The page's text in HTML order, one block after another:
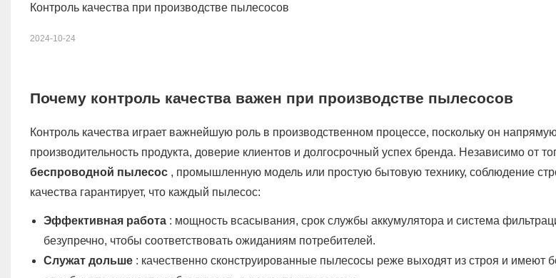
Контроль качества при производстве пылесосов
2024-10-24
Почему контроль качества важен при производстве пылесосов
Контроль качества играет важнейшую роль в производственном процессе, поскольку он
производительность продукта, доверие клиентов и долгосрочный успех бренда. Независимо от
беспроводной пылесос, промышленную модель или простую бытовую технику, соблюдение
качества гарантирует, что каждый пылесос:
Эффективная работа : мощность всасывания, срок службы аккумулятора и система
безупречно, чтобы соответствовать ожиданиям потребителей.
Служат дольше : качественно сконструированные пылесосы реже выходят из строя и имеют